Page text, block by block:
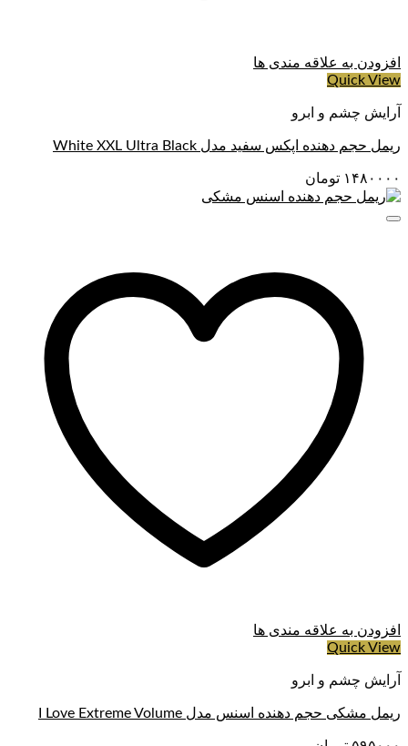
افزودن به علاقه مندی ها
Quick View
آرایش چشم و ابرو
ریمل حجم دهنده اپکس سفید مدل White XXL Ultra Black
۱۴۸۰۰۰۰ تومان
افزودن به علاقه مندی ها
Quick View
آرایش چشم و ابرو
ریمل مشکی حجم دهنده اسنس مدل I Love Extreme Volume